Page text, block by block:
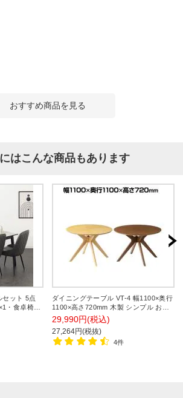
おすすめ商品を見る
はこんな商品もあります
セット 5点
・食卓椅子
付き モル
ニングチ
テーブル
ダイニングテーブル VT-4 幅1100×奥行
1100×高さ720mm 木製 シンプル おし
ゃれ 食卓テーブル 机 ダイニング リビ
ング ナチュラル ラウンジ カフェ ロビ
ー
29,990円(税込)
27,264円(税抜)
4件